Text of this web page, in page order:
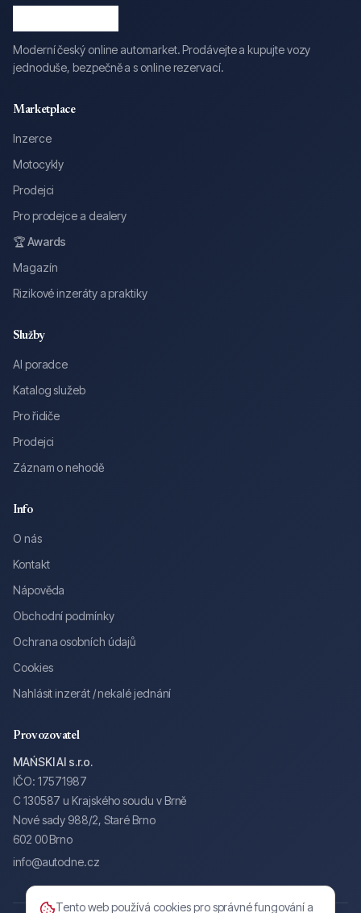
Moderní český online automarket. Prodávejte a kupujte vozy
jednoduše, bezpečně a s online rezervací.
Marketplace
Inzerce
Motocykly
Prodejci
Pro prodejce a dealery
🏆 Awards
Magazín
Rizikové inzeráty a praktiky
Služby
AI poradce
Katalog služeb
Pro řidiče
Prodejci
Záznam o nehodě
Info
O nás
Kontakt
Nápověda
Obchodní podmínky
Ochrana osobních údajů
Cookies
Nahlásit inzerát / nekalé jednání
Provozovatel
MAŃSKI AI s.r.o.
IČO: 17571987
C 130587 u Krajského soudu v Brně
Nové sady 988/2, Staré Brno
602 00 Brno
info@autodne.cz
Tento web používá cookies pro správné fungování a